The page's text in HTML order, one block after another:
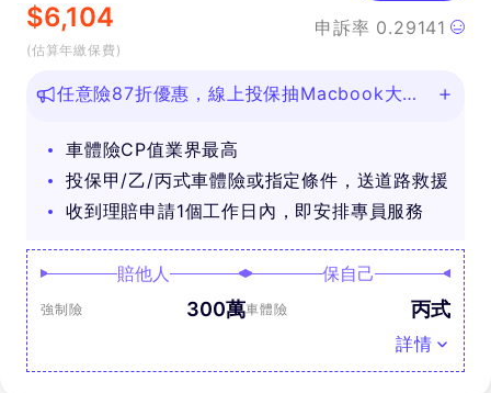
$6,104
(估算年繳保費)
申訴率 0.29141
任意險87折優惠，線上投保抽Macbook大
車體險CP值業界最高
投保甲/乙/丙式車體險或指定條件，送道路救援
收到理賠申請1個工作日內，即安排專員服務
賠他人
強制險 300萬
保自己
車體險 丙式
詳情